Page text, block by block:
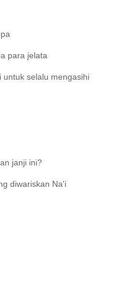
para jelata
untuk selalu mengasihi
janji ini?
diwariskan Na'i